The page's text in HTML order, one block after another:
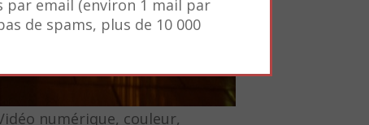
numérique, couleur,
par email (environ 1 mail par
de spams, plus de 10 000